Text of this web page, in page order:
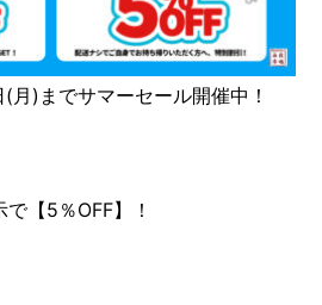
月)までサマーセール開催中！
【5％OFF】！